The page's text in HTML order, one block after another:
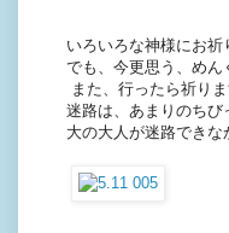
いろいろな神様にお祈
でも、今更思う、めん
また、行ったら祈り
迷路は、あまりのちび
大の大人が迷路でき